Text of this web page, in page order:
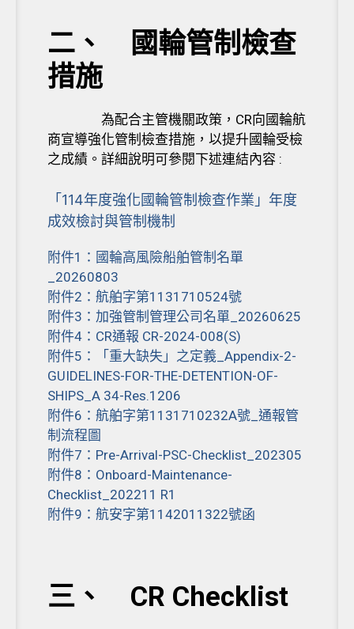
二、 國輪管制檢查
措施
為配合主管機關政策， CR向國輪航
商宣導強化管制檢查措施，以提升國輪受檢
之成績。詳細說明可參閱下述連結內容 :
「114年度強化國輪管制檢查作業」年度
成效檢討與管制機制
附件1：國輪高風險船舶管制名單
_20260803
附件2：航舶字第1131710524號
附件3：加強管制管理公司名單_20260625
附件4：CR通報 CR-2024-008(S)
附件5：「重大缺失」之定義_Appendix-2-
GUIDELINES-FOR-THE-DETENTION-OF-
SHIPS_A 34-Res.1206
附件6：航舶字第1131710232A號_通報管
制流程圖
附件7：Pre-Arrival-PSC-Checklist_202305
附件8：Onboard-Maintenance-
Checklist_202211 R1
附件9：航安字第1142011322號函
三、 CR Checklist